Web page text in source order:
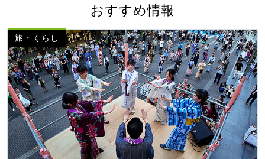
おすすめ情報
旅・くらし